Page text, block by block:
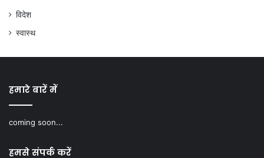
विदेश
स्वास्थ
हमारे बारें में
coming soon...
हमसे संपर्क करें